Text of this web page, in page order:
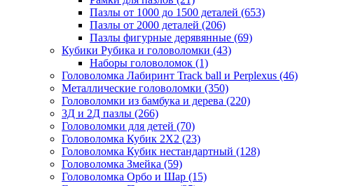
Пазлы от 1000 до 1500 деталей (653)
Пазлы от 2000 деталей (206)
Пазлы фигурные дерявянные (69)
Кубики Рубика и головоломки (43)
Наборы головоломок (1)
Головоломка Лабиринт Track ball и Perplexus (46)
Металлические головоломки (350)
Головоломки из бамбука и дерева (220)
3Д и 2Д пазлы (266)
Головоломки для детей (70)
Головоломка Кубик 2Х2 (23)
Головоломка Кубик нестандартный (128)
Головоломка Змейка (59)
Головоломка Орбо и Шар (15)